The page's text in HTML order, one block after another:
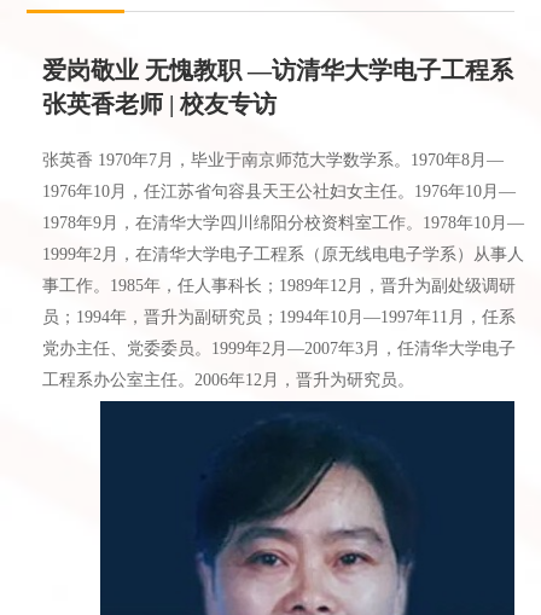
爱岗敬业 无愧教职 —访清华大学电子工程系
张英香老师 | 校友专访
张英香 1970年7月，毕业于南京师范大学数学系。1970年8月—
1976年10月，任江苏省句容县天王公社妇女主任。1976年10月—
1978年9月，在清华大学四川绵阳分校资料室工作。1978年10月—
1999年2月，在清华大学电子工程系（原无线电电子学系）从事人
事工作。1985年，任人事科长；1989年12月，晋升为副处级调研
员；1994年，晋升为副研究员；1994年10月—1997年11月，任系
党办主任、党委委员。1999年2月—2007年3月，任清华大学电子
工程系办公室主任。2006年12月，晋升为研究员。